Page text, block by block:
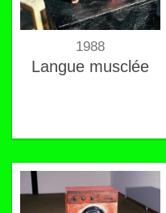
1988
Langue musclée